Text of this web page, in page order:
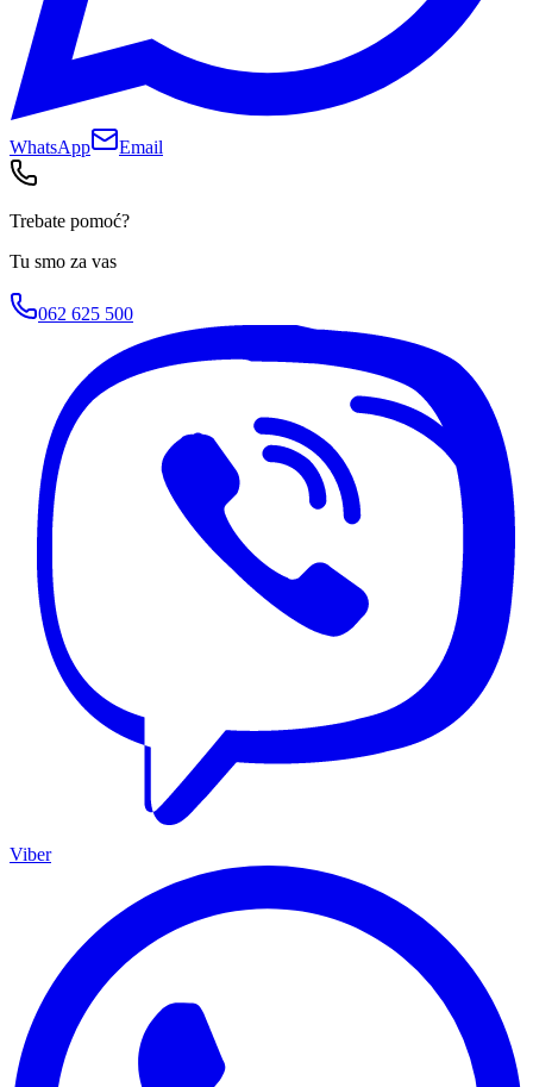
WhatsApp Email
Trebate pomoć?
Tu smo za vas
062 625 500
Viber